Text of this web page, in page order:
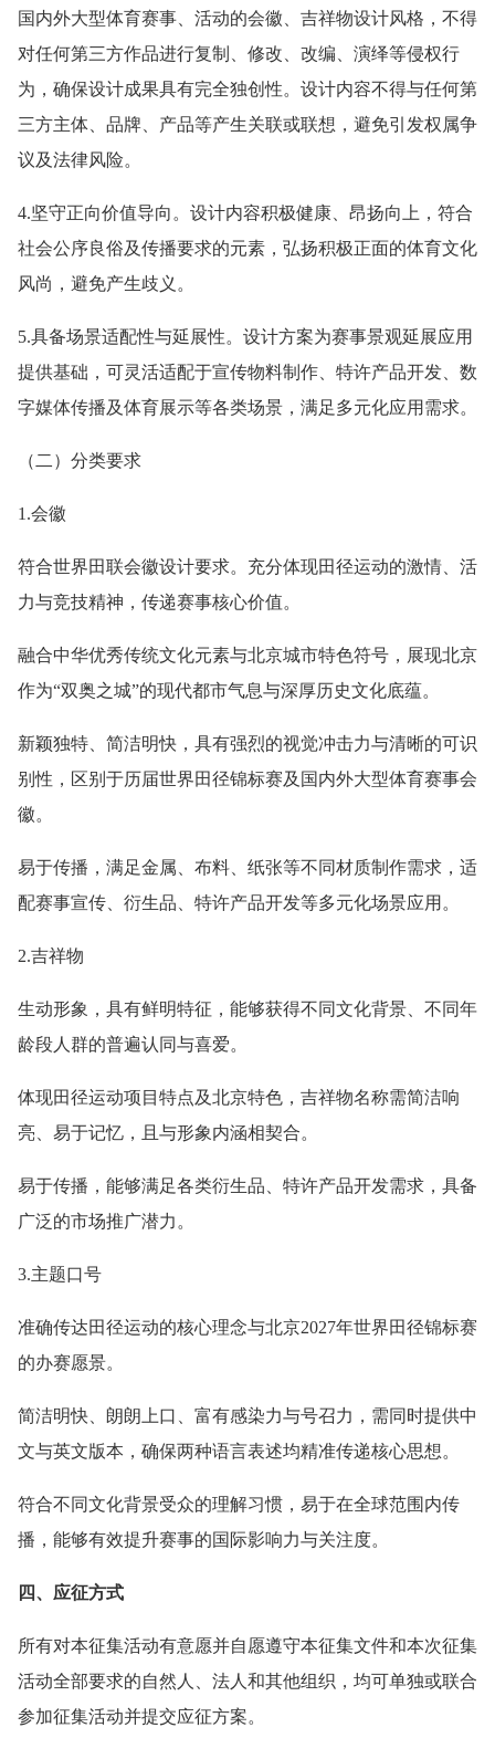
国内外大型体育赛事、活动的会徽、吉祥物设计风格，不得
对任何第三方作品进行复制、修改、改编、演绎等侵权行
为，确保设计成果具有完全独创性。设计内容不得与任何第
三方主体、品牌、产品等产生关联或联想，避免引发权属争
议及法律风险。
4.坚守正向价值导向。设计内容积极健康、昂扬向上，符合
社会公序良俗及传播要求的元素，弘扬积极正面的体育文化
风尚，避免产生歧义。
5.具备场景适配性与延展性。设计方案为赛事景观延展应用
提供基础，可灵活适配于宣传物料制作、特许产品开发、数
字媒体传播及体育展示等各类场景，满足多元化应用需求。
（二）分类要求
1.会徽
符合世界田联会徽设计要求。充分体现田径运动的激情、活
力与竞技精神，传递赛事核心价值。
融合中华优秀传统文化元素与北京城市特色符号，展现北京
作为“双奥之城”的现代都市气息与深厚历史文化底蕴。
新颖独特、简洁明快，具有强烈的视觉冲击力与清晰的可识
别性，区别于历届世界田径锦标赛及国内外大型体育赛事会
徽。
易于传播，满足金属、布料、纸张等不同材质制作需求，适
配赛事宣传、衍生品、特许产品开发等多元化场景应用。
2.吉祥物
生动形象，具有鲜明特征，能够获得不同文化背景、不同年
龄段人群的普遍认同与喜爱。
体现田径运动项目特点及北京特色，吉祥物名称需简洁响
亮、易于记忆，且与形象内涵相契合。
易于传播，能够满足各类衍生品、特许产品开发需求，具备
广泛的市场推广潜力。
3.主题口号
准确传达田径运动的核心理念与北京2027年世界田径锦标赛
的办赛愿景。
简洁明快、朗朗上口、富有感染力与号召力，需同时提供中
文与英文版本，确保两种语言表述均精准传递核心思想。
符合不同文化背景受众的理解习惯，易于在全球范围内传
播，能够有效提升赛事的国际影响力与关注度。
四、应征方式
所有对本征集活动有意愿并自愿遵守本征集文件和本次征集
活动全部要求的自然人、法人和其他组织，均可单独或联合
参加征集活动并提交应征方案。